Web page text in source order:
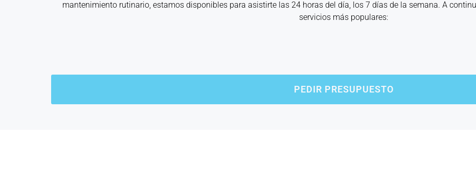
mantenimiento rutinario, estamos disponibles para asistirte las 24 horas del día, los 7 días de la semana. A
servicios más populares:
PEDIR PRESUPUESTO